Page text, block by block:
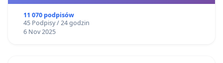
11 070 podpisów
45 Podpisy / 24 godzin
6 Nov 2025